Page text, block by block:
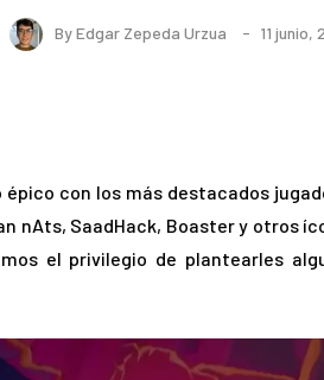
ByEdgar Zepeda Urzua 11 junio,
con los más destacados
nAts, SaadHack, Boaster y otros
el privilegio de plantearles